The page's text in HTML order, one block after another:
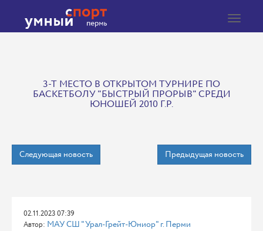
Toggle
3-T МЕСТО В ОТКРЫТОМ ТУРНИРЕ ПО
БАСКЕТБОЛУ "БЫСТРЫЙ ПРОРЫВ" СРЕДИ
ЮНОШЕЙ 2010 Г.Р.
Следующая новость Предыдущая новость
02.11.2023 07:39
Автор: МАУ СШ "Урал-Грейт-Юниор" г. Перми